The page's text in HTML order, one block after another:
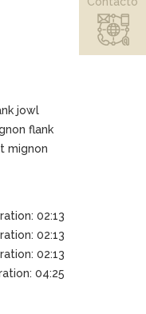
jowl
flank
mignon
02:13
02:13
02:13
04:25